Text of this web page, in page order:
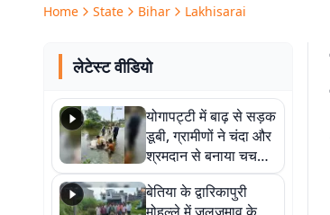
Home State Bihar Lakhisarai
लेटेस्ट वीडियो
योगापट्टी में बाढ़ से सड़क
डूबी, ग्रामीणों ने चंदा और
श्रमदान से बनाया चचरी
पुल
बेतिया के द्वारिकापुरी